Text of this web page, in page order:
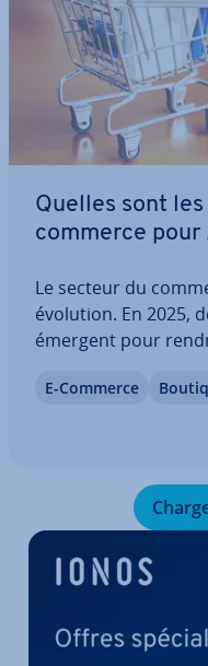
Quelles sont
commerce
Le secteur du
évolution. En 2025,
émergent pour
demandes des
E-Commerce